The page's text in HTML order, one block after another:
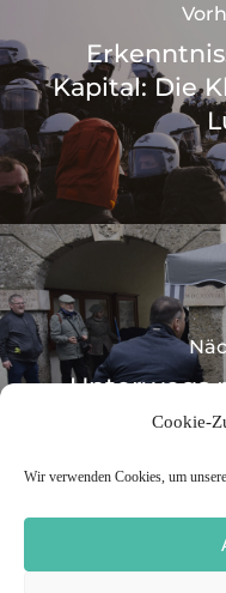
Cookie-
Wir verwenden Cookies, um
Kapital: Die
Unterwegs